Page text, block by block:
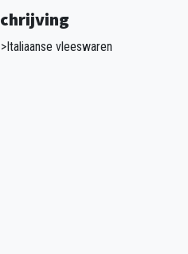
vleeswaren